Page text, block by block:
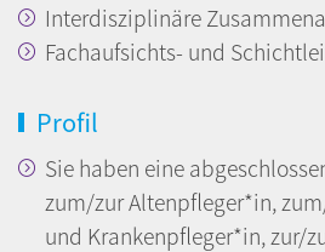
Interdisziplinäre
Fachaufsichts- und
Profil
Sie haben eine
zum/zur Altenpfleger*in,
und Krankenpfleger*in, zur/